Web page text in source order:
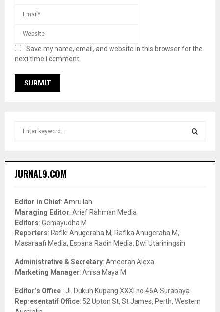
Save my name, email, and website in this browser for the
next time I comment.
h
o
r
:
JURNAL9.COM
Editor in Chief: Amrullah
Managing Editor: Arief Rahman Media
Editors: Gemayudha M
Reporters: Rafiki Anugeraha M, Rafika Anugeraha M,
Masaraafi Media, Espana Radin Media, Dwi Utariningsih
Administrative & Secretary: Ameerah Alexa
Marketing Manager: Anisa Maya M
Editor’s Office : Jl. Dukuh Kupang XXXI no.46A Surabaya
Representatif Office: 52 Upton St, St James, Perth, Western